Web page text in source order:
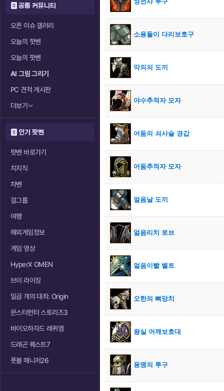
공통 커뮤니티
오픈 이슈 갤러리
오늘의 핫벤
오늘의 팟벤
AI 그림 그리기
PC 견적 게시판
더보기
인기 팟벤
팟벤 바로가기
치지직
차벤
걸그룹
여행
해외게임정보
게임 영상
HyperX OMEN
브이 라이징
일곱 개의 대죄: Origin
몬스터헌터 스토리즈3
바이오하자드 레퀴엠
드래곤 퀘스트7
풋볼 매니저26
소용돌이 다리보호구
악의의 도끼
야수추적자 모자
어둠의 쇠사슬 경갑
어둠추적자 모자
얼음날 도끼
얼음리치 로브
얼음이빨 벨트
오한의 뼈망치
왕실 어깨보호대
용맹의 투구